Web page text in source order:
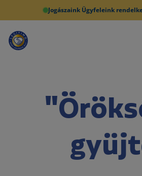
Jogászaink Ügyfeleink